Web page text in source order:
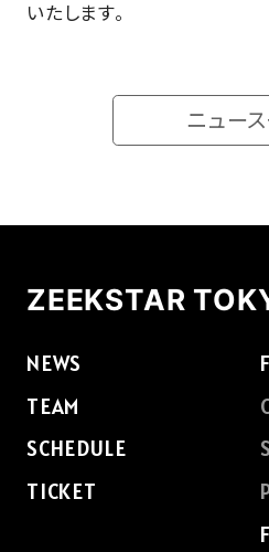
いたします。
ニュー
ZEEKSTAR
NEWS
TEAM
SCHEDULE
TICKET